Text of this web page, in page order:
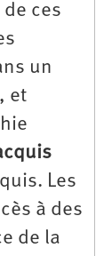
ces
un
et
Les
à des
de la